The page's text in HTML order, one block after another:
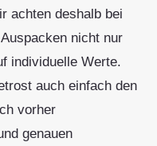
achten deshalb bei
nicht nur
individuelle Werte.
auch einfach den
vorher
genauen